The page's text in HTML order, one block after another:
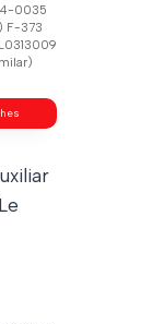
0035
F-373